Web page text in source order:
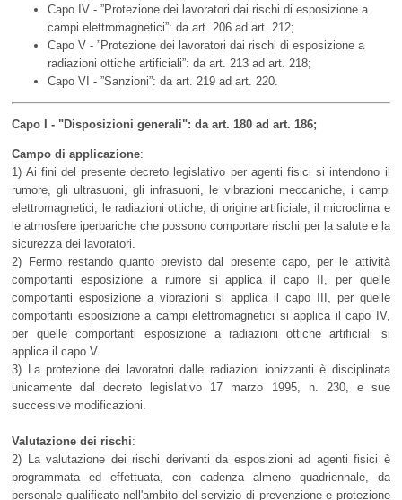
Capo IV - ”Protezione dei lavoratori dai rischi di esposizione a
campi elettromagnetici”: da art. 206 ad art. 212;
Capo V - ”Protezione dei lavoratori dai rischi di esposizione a
radiazioni ottiche artificiali”: da art. 213 ad art. 218;
Capo VI - ”Sanzioni”: da art. 219 ad art. 220.
Capo I - "Disposizioni generali": da art. 180 ad art. 186;
Campo di applicazione:
1) Ai fini del presente decreto legislativo per agenti fisici si intendono il
rumore, gli ultrasuoni, gli infrasuoni, le vibrazioni meccaniche, i campi
elettromagnetici, le radiazioni ottiche, di origine artificiale, il microclima e
le atmosfere iperbariche che possono comportare rischi per la salute e la
sicurezza dei lavoratori.
2) Fermo restando quanto previsto dal presente capo, per le attività
comportanti esposizione a rumore si applica il capo II, per quelle
comportanti esposizione a vibrazioni si applica il capo III, per quelle
comportanti esposizione a campi elettromagnetici si applica il capo IV,
per quelle comportanti esposizione a radiazioni ottiche artificiali si
applica il capo V.
3) La protezione dei lavoratori dalle radiazioni ionizzanti è disciplinata
unicamente dal decreto legislativo 17 marzo 1995, n. 230, e sue
successive modificazioni.
Valutazione dei rischi:
2) La valutazione dei rischi derivanti da esposizioni ad agenti fisici è
programmata ed effettuata, con cadenza almeno quadriennale, da
personale qualificato nell'ambito del servizio di prevenzione e protezione